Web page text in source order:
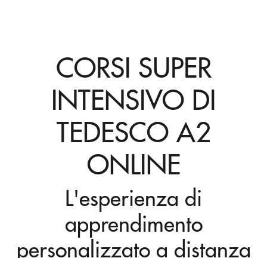
CORSI SUPER
INTENSIVO DI
TEDESCO A2
ONLINE
L'esperienza di
apprendimento
personalizzato a distanza